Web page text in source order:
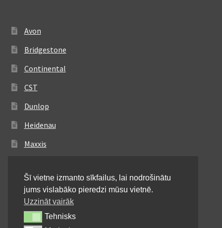
Avon
Bridgestone
Continental
CST
Dunlop
Heidenau
Maxxis
Michelin
Mitas
Pirelli
Šī vietne izmanto sīkfailus, lai nodrošinātu
jums vislabāko pieredzi mūsu vietnē.
Uzzināt vairāk
TehnisksTehnisks